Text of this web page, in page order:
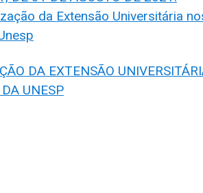
da Extensão Universitária
DA EXTENSÃO
UNESP